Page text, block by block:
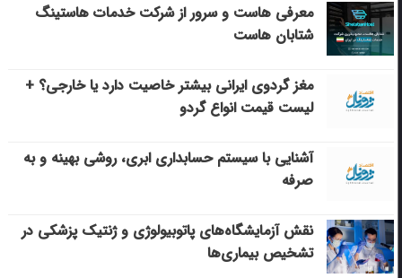
معرفی هاست و سرور از شرکت خدمات هاستینگ
شتابان هاست
مغز گردوی ایرانی بیشتر خاصیت دارد یا خارجی؟ +
لیست قیمت انواع گردو
آشنایی با سیستم حسابداری ابری، روشی بهینه و به
صرفه
نقش آزمایشگاه‌های پاتوبیولوژی و ژنتیک پزشکی در
تشخیص بیماری‌ها